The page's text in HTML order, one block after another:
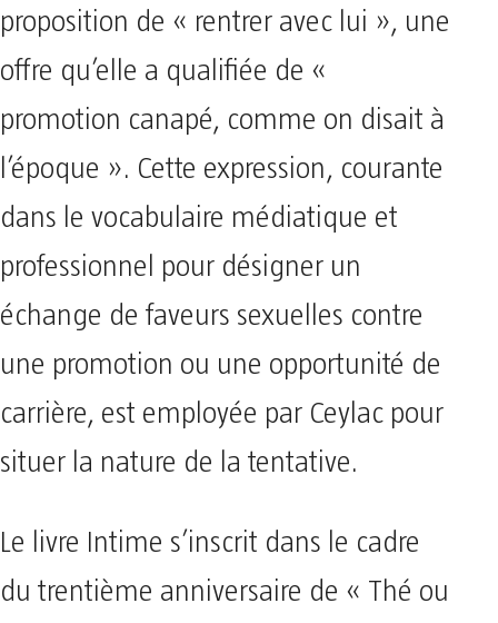
proposition de « rentrer avec lui », une
offre qu’elle a qualifiée de «
promotion canapé, comme on disait à
l’époque ». Cette expression, courante
dans le vocabulaire médiatique et
professionnel pour désigner un
échange de faveurs sexuelles contre
une promotion ou une opportunité de
carrière, est employée par Ceylac pour
situer la nature de la tentative.
Le livre Intime s’inscrit dans le cadre
du trentième anniversaire de « Thé ou